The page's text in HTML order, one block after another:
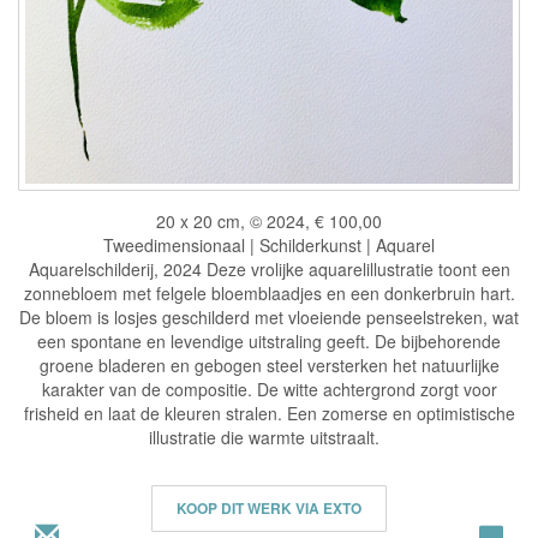
20 x 20 cm, © 2024, € 100,00
Tweedimensionaal | Schilderkunst | Aquarel
Aquarelschilderij, 2024 Deze vrolijke aquarelillustratie toont een
zonnebloem met felgele bloemblaadjes en een donkerbruin hart.
De bloem is losjes geschilderd met vloeiende penseelstreken, wat
een spontane en levendige uitstraling geeft. De bijbehorende
groene bladeren en gebogen steel versterken het natuurlijke
karakter van de compositie. De witte achtergrond zorgt voor
frisheid en laat de kleuren stralen. Een zomerse en optimistische
illustratie die warmte uitstraalt.
KOOP DIT WERK VIA EXTO